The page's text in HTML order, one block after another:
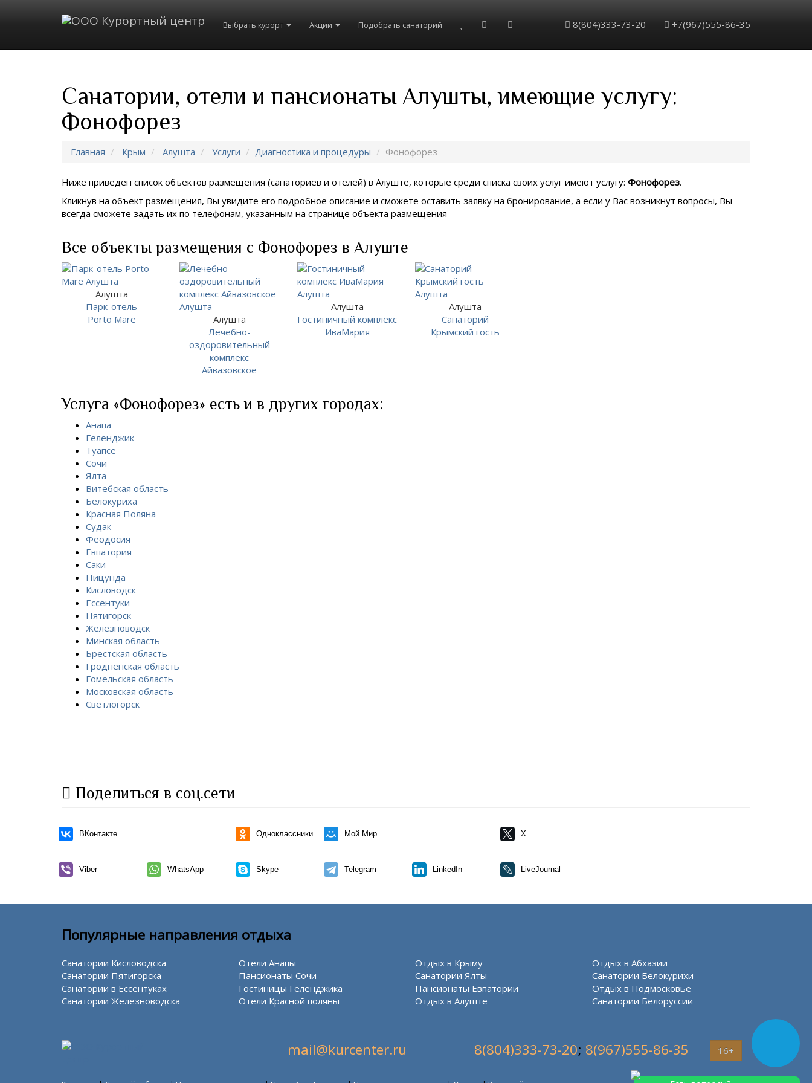
Выбрать курорт Акции Подобрать санаторий 8(804)333-73-20 +7(967)555-86-35
Санатории, отели и пансионаты Алушты, имеющие услугу:
Фонофорез
Главная Крым Алушта Услуги Диагностика и процедуры Фонофорез
Ниже приведен список объектов размещения (санаториев и отелей) в Алуште, которые среди списка своих услуг имеют услугу: Фонофорез.
Кликнув на объект размещения, Вы увидите его подробное описание и сможете оставить заявку на бронирование, а если у Вас возникнут вопросы, Вы
всегда сможете задать их по телефонам, указанным на странице объекта размещения
Все объекты размещения с Фонофорез в Алуште
Алушта
Парк-отель
Porto Mare
Алушта
Лечебно-
оздоровительный
комплекс
Айвазовское
Алушта
Гостиничный комплекс
ИваМария
Алушта
Санаторий
Крымский гость
Услуга «Фонофорез» есть и в других городах:
Анапа
Геленджик
Туапсе
Сочи
Ялта
Витебская область
Белокуриха
Красная Поляна
Судак
Феодосия
Евпатория
Саки
Пицунда
Кисловодск
Ессентуки
Пятигорск
Железноводск
Минская область
Брестская область
Гродненская область
Гомельская область
Московская область
Светлогорск
Поделиться в соц.сети
ВКонтакте Одноклассники Мой Мир X
Viber WhatsApp Skype Telegram LinkedIn LiveJournal
Популярные направления отдыха
Санатории Кисловодска
Санатории Пятигорска
Санатории в Ессентуках
Санатории Железноводска
Отели Анапы
Пансионаты Сочи
Гостиницы Геленджика
Отели Красной поляны
Отдых в Крыму
Санатории Ялты
Пансионаты Евпатории
Отдых в Алуште
Отдых в Абхазии
Санатории Белокурихи
Отдых в Подмосковье
Санатории Белоруссии
mail@kurcenter.ru 8(804)333-73-20; 8(967)555-86-35 16+